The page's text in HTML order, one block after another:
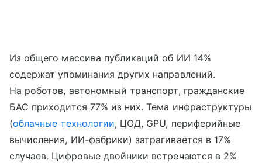
Из общего массива публикаций об ИИ 14%
содержат упоминания других направлений.
На роботов, автономный транспорт, гражданские
БАС приходится 77% из них. Тема инфраструктуры
(облачные технологии, ЦОД, GPU, периферийные
вычисления, ИИ-фабрики) затрагивается в 17%
случаев. Цифровые двойники встречаются в 2%